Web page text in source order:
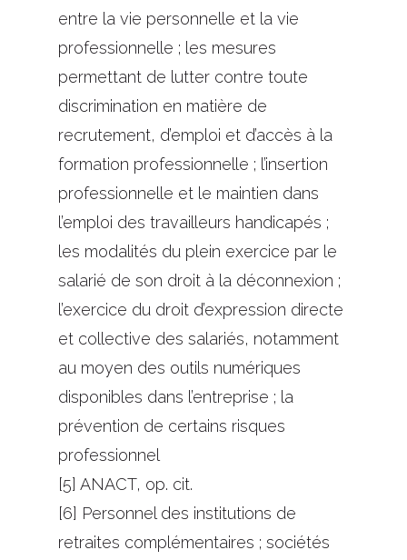
entre la vie personnelle et la vie
professionnelle ; les mesures
permettant de lutter contre toute
discrimination en matière de
recrutement, d’emploi et d’accès à la
formation professionnelle ; l’insertion
professionnelle et le maintien dans
l’emploi des travailleurs handicapés ;
les modalités du plein exercice par le
salarié de son droit à la déconnexion ;
l’exercice du droit d’expression directe
et collective des salariés, notamment
au moyen des outils numériques
disponibles dans l’entreprise ; la
prévention de certains risques
professionnel
[5] ANACT, op. cit.
[6] Personnel des institutions de
retraites complémentaires ; sociétés